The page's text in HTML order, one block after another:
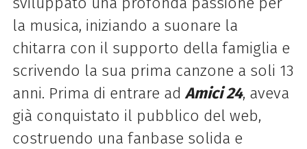
la musica, iniziando a suonare la
chitarra con il supporto della famiglia e
scrivendo la sua prima canzone a soli 13
anni. Prima di entrare ad Amici 24, aveva
già conquistato il pubblico del web,
costruendo una fanbase solida e